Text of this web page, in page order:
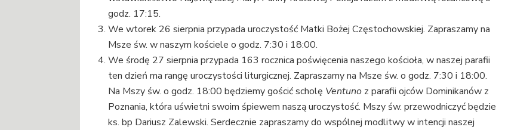
godz. 17:15.
We wtorek 26 sierpnia przypada uroczystość Matki Bożej Częstochowskiej. Zapraszamy na
Msze św. w naszym kościele o godz. 7:30 i 18:00.
We środę 27 sierpnia przypada 163 rocznica poświęcenia naszego kościoła, w naszej parafii
ten dzień ma rangę uroczystości liturgicznej. Zapraszamy na Msze św. o godz. 7:30 i 18:00.
Na Mszy św. o godz. 18:00 będziemy gościć scholę Ventuno z parafii ojców Dominikanów z
Poznania, która uświetni swoim śpiewem naszą uroczystość. Mszy św. przewodniczyć będzie
ks. bp Dariusz Zalewski. Serdecznie zapraszamy do wspólnej modlitwy w intencji naszej